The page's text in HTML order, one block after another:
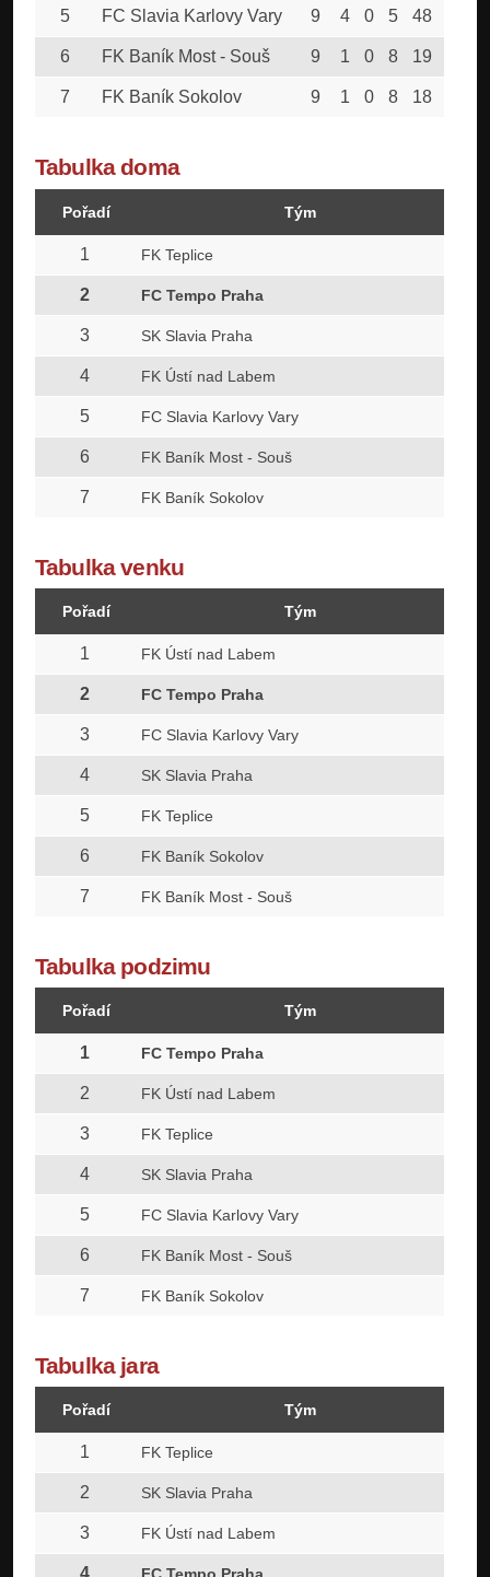
5 FC Slavia Karlovy Vary 9 4 0 5 48
6 FK Baník Most - Souš 9 1 0 8 19
7 FK Baník Sokolov 9 1 0 8 18
Tabulka doma
Pořadí Tým
1 FK Teplice
2 FC Tempo Praha
3 SK Slavia Praha
4 FK Ústí nad Labem
5 FC Slavia Karlovy Vary
6 FK Baník Most - Souš
7 FK Baník Sokolov
Tabulka venku
Pořadí Tým
1 FK Ústí nad Labem
2 FC Tempo Praha
3 FC Slavia Karlovy Vary
4 SK Slavia Praha
5 FK Teplice
6 FK Baník Sokolov
7 FK Baník Most - Souš
Tabulka podzimu
Pořadí Tým
1 FC Tempo Praha
2 FK Ústí nad Labem
3 FK Teplice
4 SK Slavia Praha
5 FC Slavia Karlovy Vary
6 FK Baník Most - Souš
7 FK Baník Sokolov
Tabulka jara
Pořadí Tým
1 FK Teplice
2 SK Slavia Praha
3 FK Ústí nad Labem